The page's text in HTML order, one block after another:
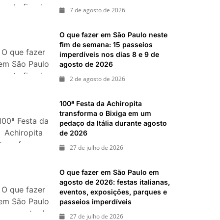
25 e 26 de julho: festas, shows, exposições e
18 e 19 de julho de 2026: festas julinas, shows,
imperdíveis
neste fim de
gastronomia
e atrações
para o Dia
7 de agosto de 2026
O que fazer
São Paulo
neste fim de
nos dias 8 e
9 de agosto
de 2026
O que fazer em São Paulo neste
fim de semana: 15 passeios
imperdíveis nos dias 8 e 9 de
agosto de 2026
2 de agosto de 2026
Festa da
Achiropita
transforma o
agosto de
2026
100ª Festa da Achiropita
transforma o Bixiga em um
pedaço da Itália durante agosto
de 2026
27 de julho de 2026
O que fazer
São Paulo
em agosto de
O que fazer em São Paulo em
agosto de 2026: festas italianas,
eventos, exposições, parques e
passeios imperdíveis
27 de julho de 2026